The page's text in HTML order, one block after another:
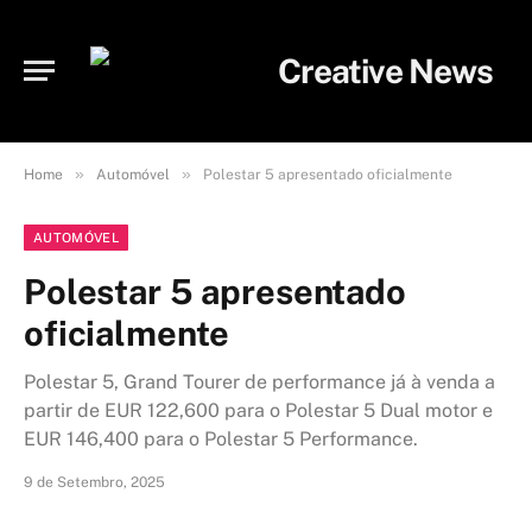
Home » Automóvel » Polestar 5 apresentado oficialmente
AUTOMÓVEL
Polestar 5 apresentado
oficialmente
Polestar 5, Grand Tourer de performance já à venda a
partir de EUR 122,600 para o Polestar 5 Dual motor e
EUR 146,400 para o Polestar 5 Performance.
9 de Setembro, 2025